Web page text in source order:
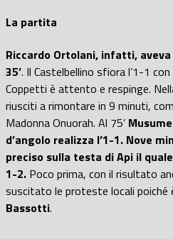
La partita
Riccardo Ortolani, infatti,
35’. Il Castelbellino sfiora l’1-1
Coppetti è attento e respinge.
riusciti a rimontare in 9 minuti,
Madonna Onuorah. Al 75’
d’angolo realizza l’1-1. Nove
preciso sulla testa di Api il
1-2. Poco prima, con il risultato
suscitato le proteste locali
Bassotti.